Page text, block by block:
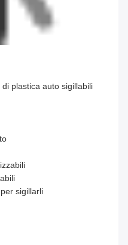
plastica auto sigillabili
sigillarli